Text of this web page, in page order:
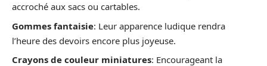
accroché aux sacs ou cartables.
Gommes fantaisie: Leur apparence ludique rendra
l’heure des devoirs encore plus joyeuse.
Crayons de couleur miniatures: Encourageant la